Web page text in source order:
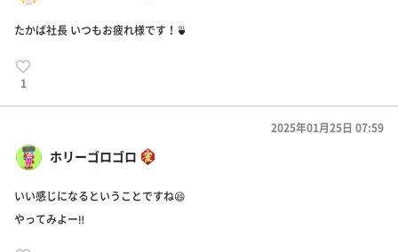
たかば社長 いつもお疲れ様です！🍵
1
ホリーゴロゴロ
2025年01月25日 07:59
いい感じになるということですね😆
やってみよー‼️